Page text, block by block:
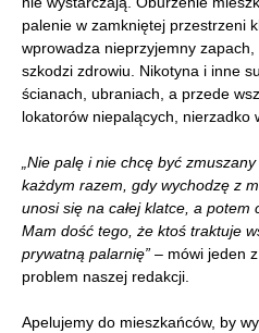
palenie w zamkniętej przestrzeni
wprowadza nieprzyjemny
szkodzi zdrowiu. Nikotyna i inne
ścianach, ubraniach, a przede
lokatorów niepalących, nierzadko
„Nie palę i nie chcę być
każdym razem, gdy wychodzę z
unosi się na całej klatce, a potem
Mam dość tego, że ktoś traktuje
prywatną palarnię” – mówi jeden z
problem naszej redakcji.
Apelujemy do mieszkańców, by